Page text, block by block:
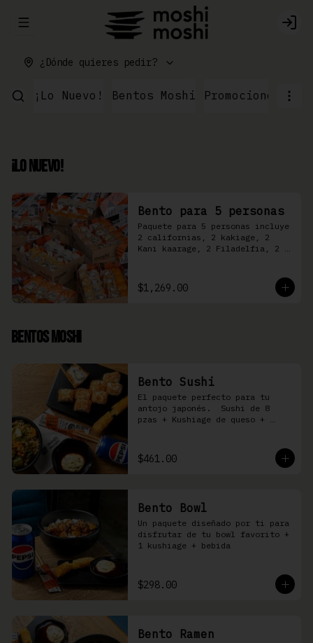
Abrir menu de navegación
¿Dónde quieres pedir?
¡Lo Nuevo! Bentos Moshi Promociones
¡Lo Nuevo!
Bento para 5 personas
Paquete para 5 personas incluye
2 californias, 2 kakiage, 2
Kani kaarage, 2 Filadelfia, 2
$1,269.00
Bentos Moshi
Bento Sushi
El paquete perfecto para tu
antojo japonés.  Sushi de 8
pzas + Kushiage de queso +
$461.00
Bento Bowl
Un paquete diseñado por ti para
disfrutar de tu bowl favorito +
1 kushiage + bebida
$298.00
Bento Ramen